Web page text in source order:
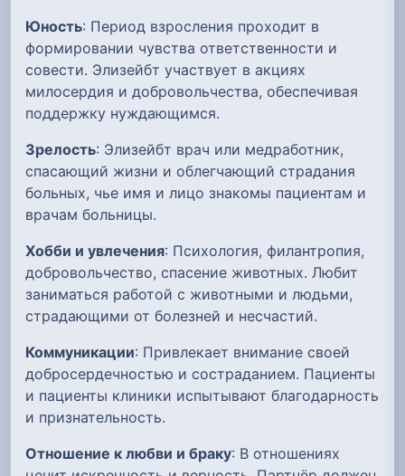
Юность: Период взросления проходит в
формировании чувства ответственности и
совести. Элизейбт участвует в акциях
милосердия и добровольчества, обеспечивая
поддержку нуждающимся.
Зрелость: Элизейбт врач или медработник,
спасающий жизни и облегчающий страдания
больных, чье имя и лицо знакомы пациентам и
врачам больницы.
Хобби и увлечения: Психология, филантропия,
добровольчество, спасение животных. Любит
заниматься работой с животными и людьми,
страдающими от болезней и несчастий.
Коммуникации: Привлекает внимание своей
добросердечностью и состраданием. Пациенты
и пациенты клиники испытывают благодарность
и признательность.
Отношение к любви и браку: В отношениях